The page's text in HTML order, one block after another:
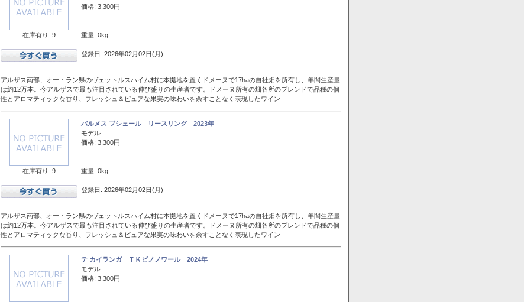
在庫有り: 9
価格: 3,300円
重量: 0kg
登録日: 2026年02月02日(月)
アルザス南部、オー・ラン県のヴェットルスハイム村に本拠地を置くドメーヌで17haの自社畑を所有し、年間生産量
は約12万本。今アルザスで最も注目されている伸び盛りの生産者です。ドメーヌ所有の畑各所のブレンドで品種の個
性とアロマティックな香り、フレッシュ＆ピュアな果実の味わいを余すことなく表現したワイン
在庫有り: 9
バルメス ブシェール リースリング 2023年
モデル:
価格: 3,300円
重量: 0kg
登録日: 2026年02月02日(月)
アルザス南部、オー・ラン県のヴェットルスハイム村に本拠地を置くドメーヌで17haの自社畑を所有し、年間生産量
は約12万本。今アルザスで最も注目されている伸び盛りの生産者です。ドメーヌ所有の畑各所のブレンドで品種の個
性とアロマティックな香り、フレッシュ＆ピュアな果実の味わいを余すことなく表現したワイン
テ カイランガ ＴＫピノノワール 2024年
モデル:
価格: 3,300円